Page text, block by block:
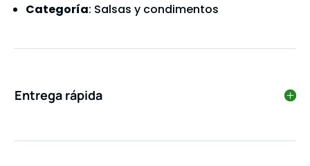
Categoría: Salsas y condimentos
Entrega rápida